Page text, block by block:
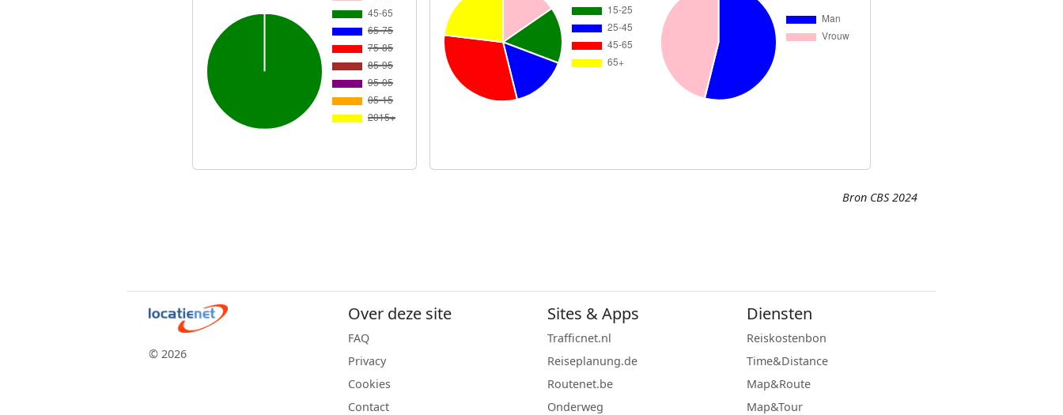
Bron CBS 2024
© 2026
Over deze site
FAQ
Privacy
Cookies
Contact
Sites & Apps
Trafficnet.nl
Reiseplanung.de
Routenet.be
Onderweg
Diensten
Reiskostenbon
Time&Distance
Map&Route
Map&Tour